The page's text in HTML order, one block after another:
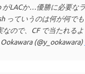
がLACか…優勝に必要な
っていうのは何が何で
なので、CF で当たれる
(@y_ookawara)